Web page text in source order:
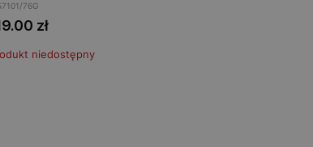
76G
zł
niedostępny